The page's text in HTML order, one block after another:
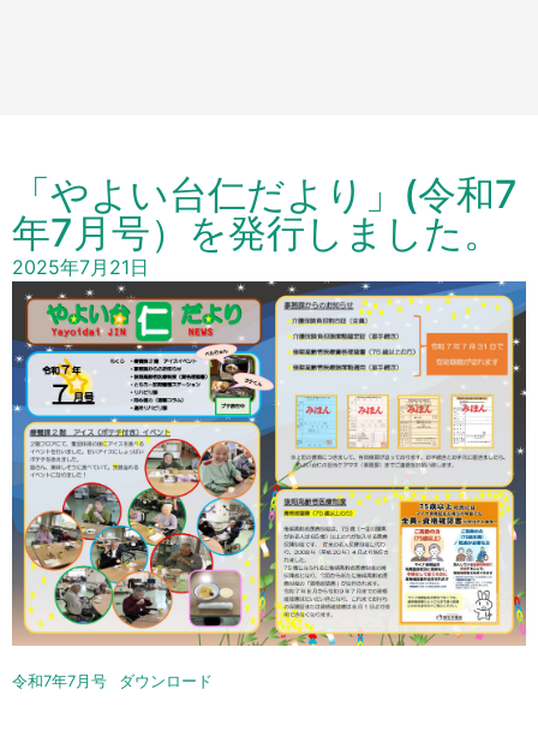
「やよい台仁だより」(令和7
年7月号）を発行しました。
2025年7月21日
令和7年7月号 ダウンロード